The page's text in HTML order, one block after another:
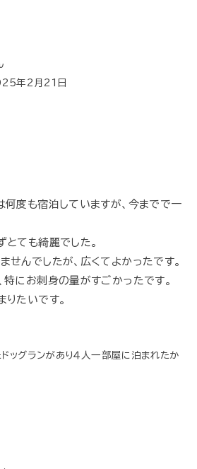
年2月21日
何度も宿泊していますが、今までで一
とても綺麗でした。
せんでしたが、広くてよかったです。
特にお刺身の量がすごかったです。
りたいです。
ッグランがあり４人一部屋に泊まれたか